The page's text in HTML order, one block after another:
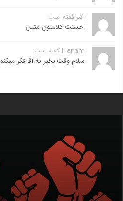
اکبر گفته است:
احسنت ‌کلامتون متین
Hanam گفته است:
سلام وقت بخیر نه آقا فکر